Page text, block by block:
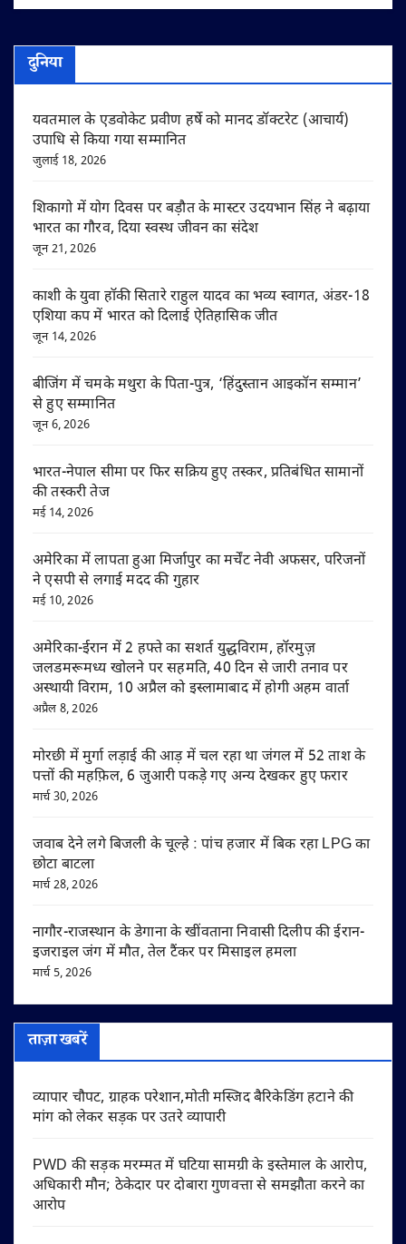
दुनिया
यवतमाल के एडवोकेट प्रवीण हर्षे को मानद डॉक्टरेट (आचार्य)
उपाधि से किया गया सम्मानित
जुलाई 18, 2026
शिकागो में योग दिवस पर बड़ौत के मास्टर उदयभान सिंह ने बढ़ाया
भारत का गौरव, दिया स्वस्थ जीवन का संदेश
जून 21, 2026
काशी के युवा हॉकी सितारे राहुल यादव का भव्य स्वागत, अंडर-18
एशिया कप में भारत को दिलाई ऐतिहासिक जीत
जून 14, 2026
बीजिंग में चमके मथुरा के पिता-पुत्र, ‘हिंदुस्तान आइकॉन सम्मान’
से हुए सम्मानित
जून 6, 2026
भारत-नेपाल सीमा पर फिर सक्रिय हुए तस्कर, प्रतिबंधित सामानों
की तस्करी तेज
मई 14, 2026
अमेरिका में लापता हुआ मिर्जापुर का मर्चेंट नेवी अफसर, परिजनों
ने एसपी से लगाई मदद की गुहार
मई 10, 2026
अमेरिका-ईरान में 2 हफ्ते का सशर्त युद्धविराम, हॉरमुज़
जलडमरूमध्य खोलने पर सहमति, 40 दिन से जारी तनाव पर
अस्थायी विराम, 10 अप्रैल को इस्लामाबाद में होगी अहम वार्ता
अप्रैल 8, 2026
मोरछी में मुर्गा लड़ाई की आड़ में चल रहा था जंगल में 52 ताश के
पत्तों की महफ़िल, 6 जुआरी पकड़े गए अन्य देखकर हुए फरार
मार्च 30, 2026
जवाब देने लगे बिजली के चूल्हे : पांच हजार में बिक रहा LPG का
छोटा बाटला
मार्च 28, 2026
नागौर-राजस्थान के डेगाना के खींवताना निवासी दिलीप की ईरान-
इजराइल जंग में मौत, तेल टैंकर पर मिसाइल हमला
मार्च 5, 2026
ताज़ा खबरें
व्यापार चौपट, ग्राहक परेशान,मोती मस्जिद बैरिकेडिंग हटाने की
मांग को लेकर सड़क पर उतरे व्यापारी
PWD की सड़क मरम्मत में घटिया सामग्री के इस्तेमाल के आरोप,
अधिकारी मौन; ठेकेदार पर दोबारा गुणवत्ता से समझौता करने का
आरोप